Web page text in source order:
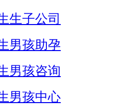
生子公司
男孩助孕
男孩咨询
男孩中心